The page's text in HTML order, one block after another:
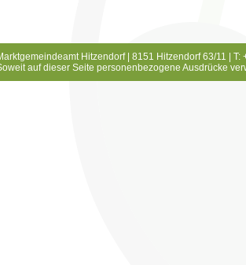
Hitzendorf | 8151 Hitzendorf 63/11 |
auf dieser Seite personenbezogene Ausdrücke